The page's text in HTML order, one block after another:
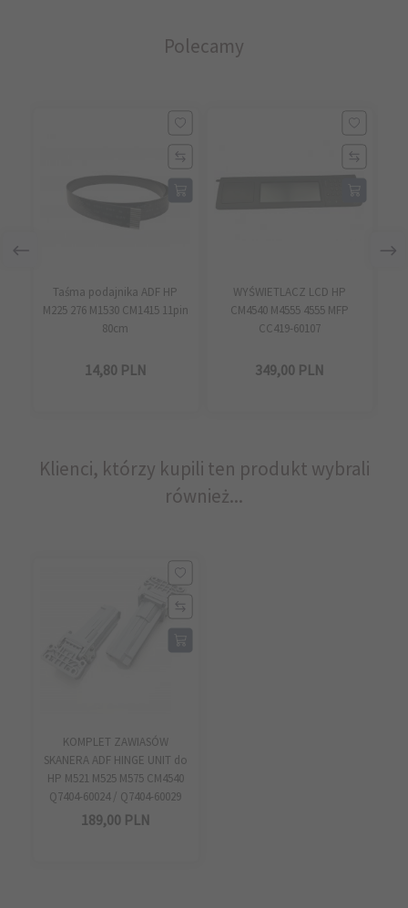
Polecamy
Taśma podajnika ADF HP
M225 276 M1530 CM1415 11pin
80cm
14,80 PLN
WYŚWIETLACZ LCD HP
CM4540 M4555 4555 MFP
CC419-60107
349,00 PLN
Klienci, którzy kupili ten produkt wybrali
również...
KOMPLET ZAWIASÓW
SKANERA ADF HINGE UNIT do
HP M521 M525 M575 CM4540
Q7404-60024 / Q7404-60029
189,00 PLN